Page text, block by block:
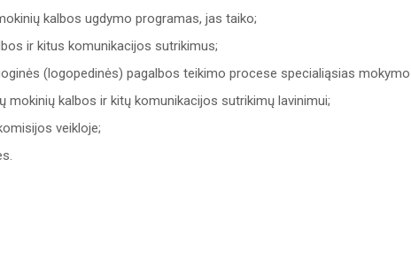
kalbos ugdymo programas, jas taiko;
ir kitus komunikacijos sutrikimus;
(logopedinės) pagalbos teikimo procese specialiąsias mokymo
mokinių kalbos ir kitų komunikacijos sutrikimų lavinimui;
veikloje;